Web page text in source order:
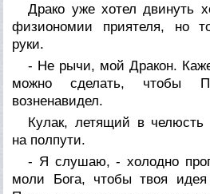
Драко уже хотел двинуть
физиономии приятеля, но
руки.
- Не рычи, мой Дракон.
можно сделать, чтобы
возненавидел.
Кулак, летящий в челюсть
на полпути.
- Я слушаю, - холодно
моли Бога, чтобы твоя идея